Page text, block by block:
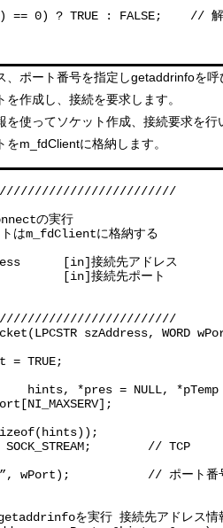
== 0) ? TRUE : FALSE;    // 解
、ポート番号を指定しgetaddrinfoを
作成し、接続を要求します。
を使ってソケット作成、接続要求を行
m_fdClientに格納します。
の実行
はm_fdClientに格納する
[in]接続先アドレス
[in]接続先ポート
szAddress, WORD
= TRUE;
hints, *pres = NULL, *pTemp
SOCK_STREAM;        // TCP
wPort);           // ポート番
を実行 接続先アドレス情